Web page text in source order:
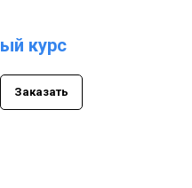
курс
Заказать